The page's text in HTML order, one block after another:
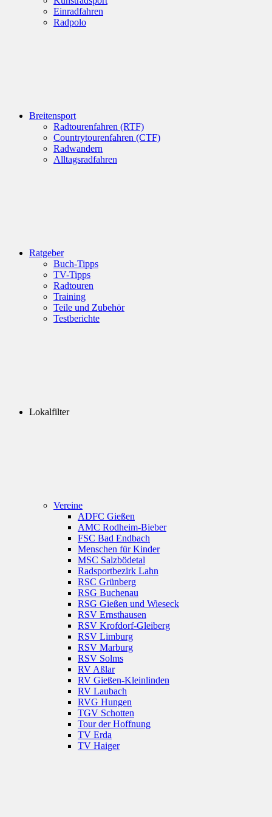
Einradfahren
Radpolo
Breitensport
Radtourenfahren (RTF)
Countrytourenfahren (CTF)
Radwandern
Alltagsradfahren
Ratgeber
Buch-Tipps
TV-Tipps
Radtouren
Training
Teile und Zubehör
Testberichte
Lokalfilter
Vereine
ADFC Gießen
AMC Rodheim-Bieber
FSC Bad Endbach
Menschen für Kinder
MSC Salzbödetal
Radsportbezirk Lahn
RSC Grünberg
RSG Buchenau
RSG Gießen und Wieseck
RSV Ernsthausen
RSV Krofdorf-Gleiberg
RSV Limburg
RSV Marburg
RSV Solms
RV Aßlar
RV Gießen-Kleinlinden
RV Laubach
RVG Hungen
TGV Schotten
Tour der Hoffnung
TV Erda
TV Haiger